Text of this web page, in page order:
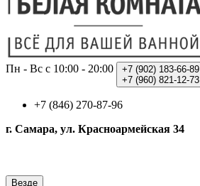
Пн - Вс с 10:00 - 20:00 +7 (902) 183-66-89
+7 (960) 821-12-73
+7 (846) 270-87-96
г. Самара, ул. Красноармейская 34
Везде